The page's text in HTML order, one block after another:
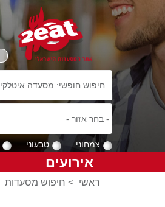
צמחוני טבעוני
אירועים
ראשי > חיפוש מסעדות